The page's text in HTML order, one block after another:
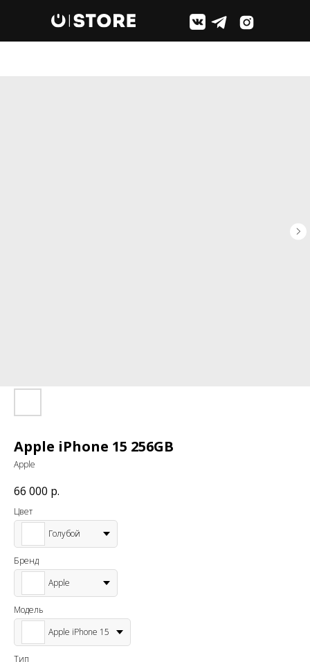
Apple iPhone 15 256GB
Apple
66 000 р.
Цвет
Голубой
Бренд
Apple
Модель
Apple iPhone 15
Тип